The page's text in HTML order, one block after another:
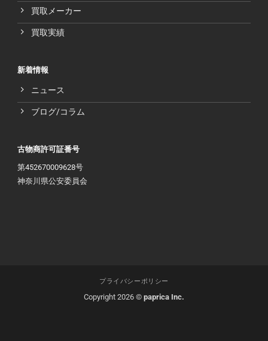
買取メーカー
買取実績
新着情報
ニュース
ブログ/コラム
古物商許可証番号
第452670009628号
神奈川県公安委員会
プライバシーポリシー
Copyright 2026 © paprica Inc.